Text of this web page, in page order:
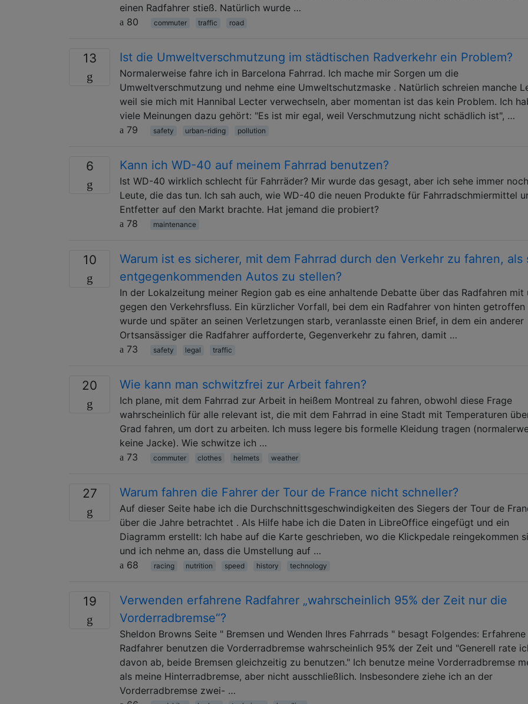
einen Radfahrer stieß. Natürlich wurde …
80
commuter traffic road
13 Ist die Umweltverschmutzung im städtischen Radverkehr ein Problem?
Normalerweise fahre ich in Barcelona Fahrrad. Ich mache mir Sorgen um die
Umweltverschmutzung und nehme eine Umweltschutzmaske . Natürlich schreien manche
weil sie mich mit Hannibal Lecter verwechseln, aber momentan ist das kein Problem. Ich
viele Meinungen dazu gehört: "Es ist mir egal, weil Verschmutzung nicht schädlich ist", …
79
safety urban-riding pollution
6 Kann ich WD-40 auf meinem Fahrrad benutzen?
Ist WD-40 wirklich schlecht für Fahrräder? Mir wurde das gesagt, aber ich sehe immer noch
Leute, die das tun. Ich sah auch, wie WD-40 die neuen Produkte für Fahrradschmiermittel
Entfetter auf den Markt brachte. Hat jemand die probiert?
78
maintenance
10
Warum ist es sicherer, mit dem Fahrrad durch den Verkehr zu fahren, als
entgegenkommenden Autos zu stellen?
In der Lokalzeitung meiner Region gab es eine anhaltende Debatte über das Radfahren mit
gegen den Verkehrsfluss. Ein kürzlicher Vorfall, bei dem ein Radfahrer von hinten getroffen
wurde und später an seinen Verletzungen starb, veranlasste einen Brief, in dem ein anderer
Ortsansässiger die Radfahrer aufforderte, Gegenverkehr zu fahren, damit …
73
safety legal traffic
20 Wie kann man schwitzfrei zur Arbeit fahren?
Ich plane, mit dem Fahrrad zur Arbeit in heißem Montreal zu fahren, obwohl diese Frage
wahrscheinlich für alle relevant ist, die mit dem Fahrrad in eine Stadt mit Temperaturen
Grad fahren, um dort zu arbeiten. Ich muss legere bis formelle Kleidung tragen
keine Jacke). Wie schwitze ich …
73
commuter clothes helmets weather
27 Warum fahren die Fahrer der Tour de France nicht schneller?
Auf dieser Seite habe ich die Durchschnittsgeschwindigkeiten des Siegers der Tour de
über die Jahre betrachtet . Als Hilfe habe ich die Daten in LibreOffice eingefügt und ein
Diagramm erstellt: Ich habe auf die Karte geschrieben, wo die Klickpedale reingekommen
und ich nehme an, dass die Umstellung auf …
68
racing nutrition speed history technology
19
Verwenden erfahrene Radfahrer „wahrscheinlich 95% der Zeit nur die
Vorderradbremse“?
Sheldon Browns Seite " Bremsen und Wenden Ihres Fahrrads " besagt Folgendes: Erfahrene
Radfahrer benutzen die Vorderradbremse wahrscheinlich 95% der Zeit und "Generell rate
davon ab, beide Bremsen gleichzeitig zu benutzen." Ich benutze meine Vorderradbremse
als meine Hinterradbremse, aber nicht ausschließlich. Insbesondere ziehe ich an der
Vorderradbremse zwei- …